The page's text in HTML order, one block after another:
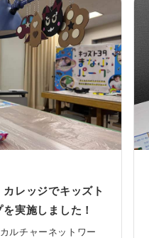
「STOP温暖化！カー
室」についてレポー
レッジでキッズト
実施しました！
ルチャーネットワー